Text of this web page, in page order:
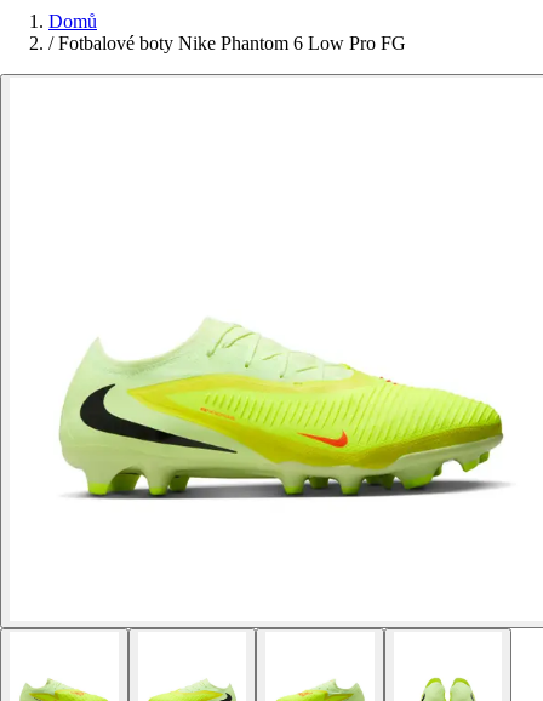
Domů
/ Fotbalové boty Nike Phantom 6 Low Pro FG